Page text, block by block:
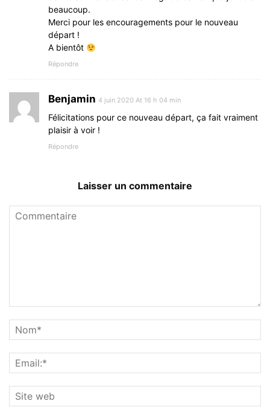
beaucoup.
Merci pour les encouragements pour le nouveau
départ !
A bientôt
Répondre
Benjamin 4 juin 2020 At 16 h 04 min
Félicitations pour ce nouveau départ, ça fait vraiment
plaisir à voir !
Répondre
Laisser un commentaire